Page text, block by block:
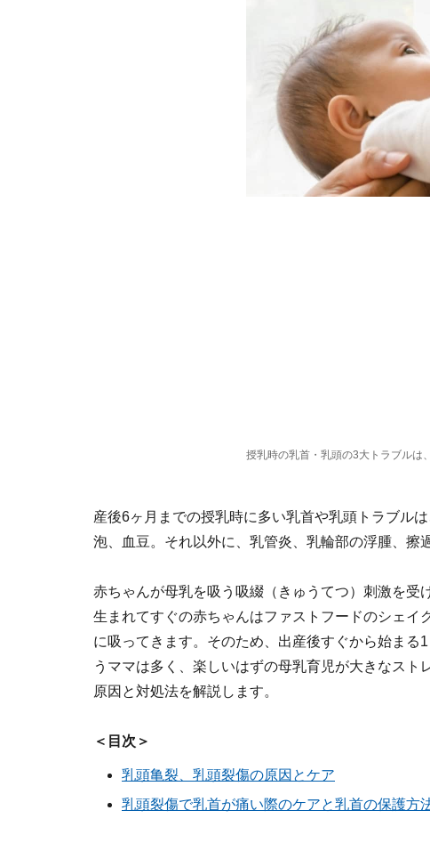
授乳時の乳首・乳頭の3大トラブルは
産後6ヶ月までの授乳時に多い乳首や乳頭トラブル
泡、血豆。それ以外に、乳管炎、乳輪部の浮腫、擦
赤ちゃんが母乳を吸う吸綴（きゅうてつ）刺激を受
生まれてすぐの赤ちゃんはファストフードのシェイ
に吸ってきます。そのため、出産後すぐから始ま
うママは多く、楽しいはずの母乳育児が大きなス
原因と対処法を解説します。
＜目次＞
乳頭亀裂、乳頭裂傷の原因とケア
乳頭裂傷で乳首が痛い際のケアと乳首の保護方